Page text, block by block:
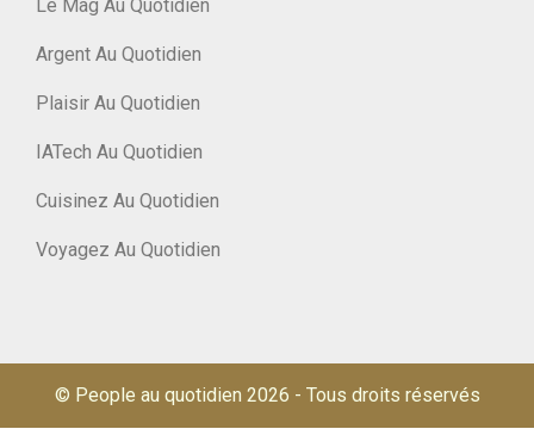
Le Mag Au Quotidien
Argent Au Quotidien
Plaisir Au Quotidien
IATech Au Quotidien
Cuisinez Au Quotidien
Voyagez Au Quotidien
© People au quotidien 2026 - Tous droits réservés